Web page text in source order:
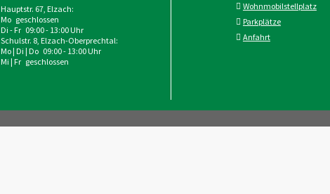
Hauptstr. 67, Elzach:
Mo geschlossen
Di - Fr 09:00 - 13:00 Uhr
Schulstr. 8, Elzach-Oberprechtal:
Mo | Di | Do 09:00 - 13:00 Uhr
Mi | Fr geschlossen
Wohnmobilstellplatz
Parkplätze
Anfahrt